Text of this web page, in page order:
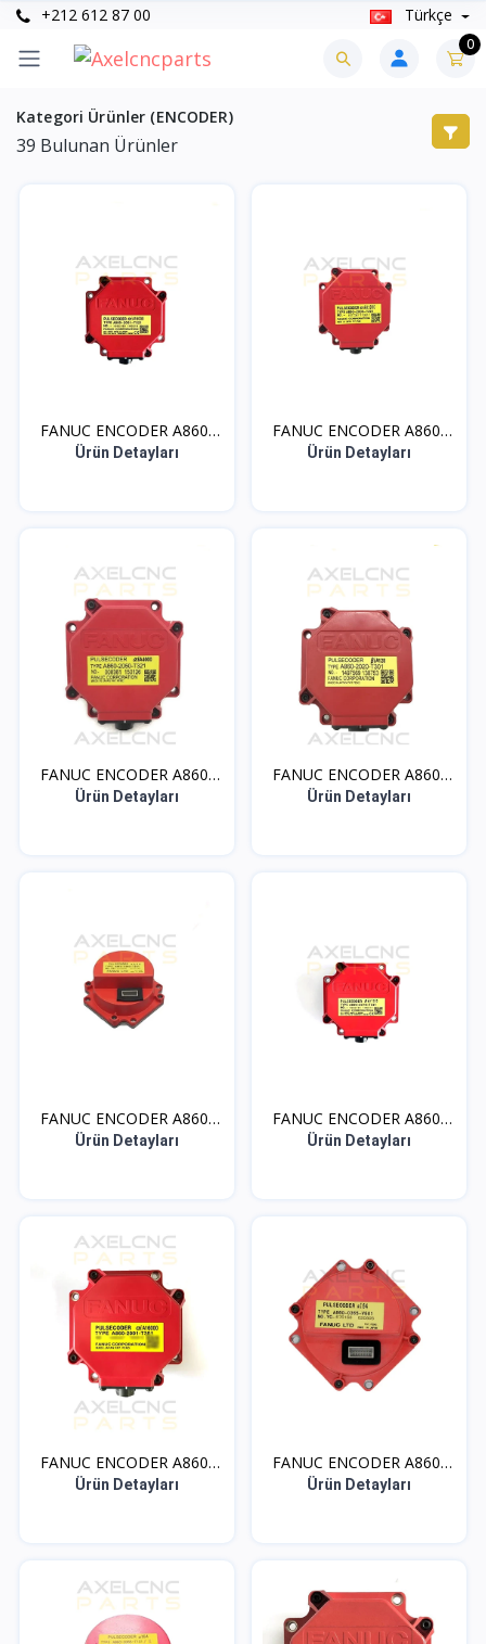
+212 612 87 00 Türkçe
0
Kategori Ürünler (ENCODER)
39 Bulunan Ürünler
FANUC ENCODER A860-
200...
Ürün Detayları
FANUC ENCODER A860-
200...
Ürün Detayları
FANUC ENCODER A860-
205...
Ürün Detayları
FANUC ENCODER A860-
202...
Ürün Detayları
FANUC ENCODER A860-
036...
Ürün Detayları
FANUC ENCODER A860-
207...
Ürün Detayları
FANUC ENCODER A860-
200...
Ürün Detayları
FANUC ENCODER A860-
036...
Ürün Detayları